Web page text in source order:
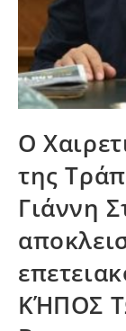
Ο
της
Γιάννη
ΚΉΠΟΣ